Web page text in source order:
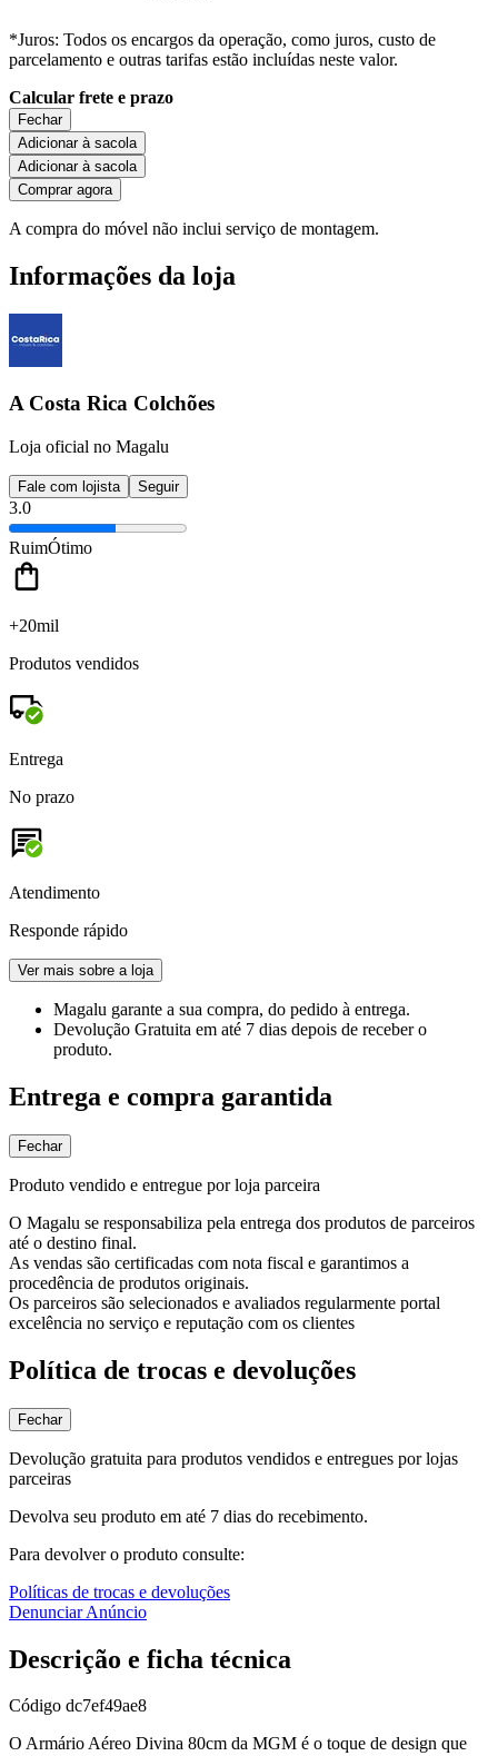
*Juros: Todos os encargos da operação, como juros, custo de
parcelamento e outras tarifas estão incluídas neste valor.
Calcular frete e prazo
Fechar
Adicionar à sacola
Adicionar à sacola
Comprar agora
A compra do móvel não inclui serviço de montagem.
Informações da loja
A Costa Rica Colchões
Loja oficial no Magalu
Fale com lojista Seguir
3.0
RuimÓtimo
+20mil
Produtos vendidos
Entrega
No prazo
Atendimento
Responde rápido
Ver mais sobre a loja
Magalu garante a sua compra, do pedido à entrega.
Devolução Gratuita em até 7 dias depois de receber o
produto.
Entrega e compra garantida
Fechar
Produto vendido e entregue por loja parceira
O Magalu se responsabiliza pela entrega dos produtos de parceiros
até o destino final.
As vendas são certificadas com nota fiscal e garantimos a
procedência de produtos originais.
Os parceiros são selecionados e avaliados regularmente portal
excelência no serviço e reputação com os clientes
Política de trocas e devoluções
Fechar
Devolução gratuita para produtos vendidos e entregues por lojas
parceiras
Devolva seu produto em até 7 dias do recebimento.
Para devolver o produto consulte:
Políticas de trocas e devoluções
Denunciar Anúncio
Descrição e ficha técnica
Código dc7ef49ae8
O Armário Aéreo Divina 80cm da MGM é o toque de design que